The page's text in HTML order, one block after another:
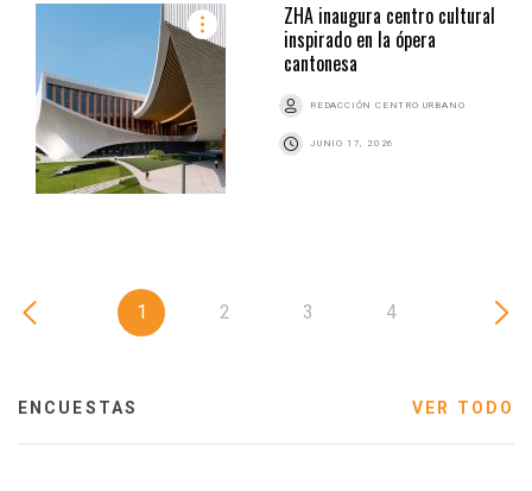
ZHA inaugura centro cultural
inspirado en la ópera
cantonesa
REDACCIÓN CENTRO URBANO
JUNIO 17, 2026
1 2 3 4
ENCUESTAS VER TODO